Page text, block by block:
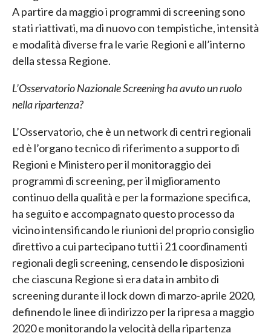
A partire da maggio i programmi di screening sono
stati riattivati, ma di nuovo con tempistiche, intensità
e modalità diverse fra le varie Regioni e all’interno
della stessa Regione.
L’Osservatorio Nazionale Screening ha avuto un ruolo
nella ripartenza?
L’Osservatorio, che è un network di centri regionali
ed è l’organo tecnico di riferimento a supporto di
Regioni e Ministero per il monitoraggio dei
programmi di screening, per il miglioramento
continuo della qualità e per la formazione specifica,
ha seguito e accompagnato questo processo da
vicino intensificando le riunioni del proprio consiglio
direttivo a cui partecipano tutti i 21 coordinamenti
regionali degli screening, censendo le disposizioni
che ciascuna Regione si era data in ambito di
screening durante il lock down di marzo-aprile 2020,
definendo le linee di indirizzo per la ripresa a maggio
2020 e monitorando la velocità della ripartenza